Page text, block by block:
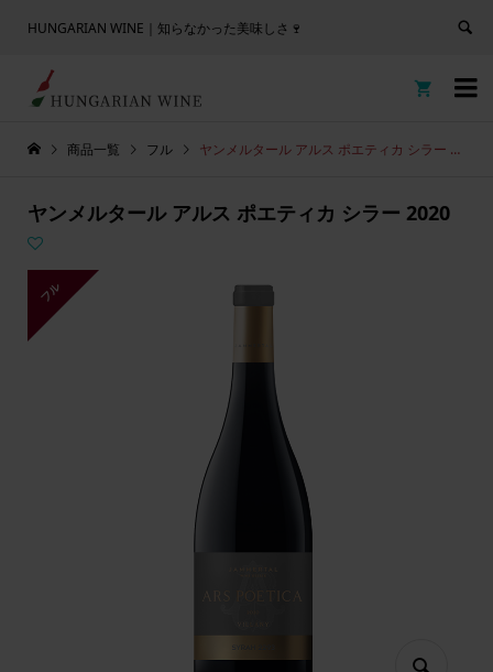
HUNGARIAN WINE｜知らなかった美味しさ🍷


商品一覧 フル ヤンメルタール アルス ポエティカ シラー 2020
ヤンメルタール アルス ポエティカ シラー 2020
フル